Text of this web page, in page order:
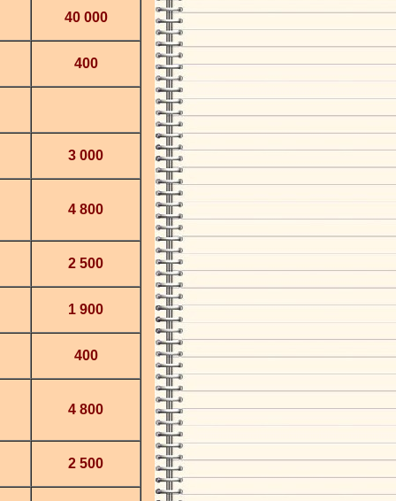
40 000
400
3 000
4 800
2 500
1 900
400
4 800
2 500